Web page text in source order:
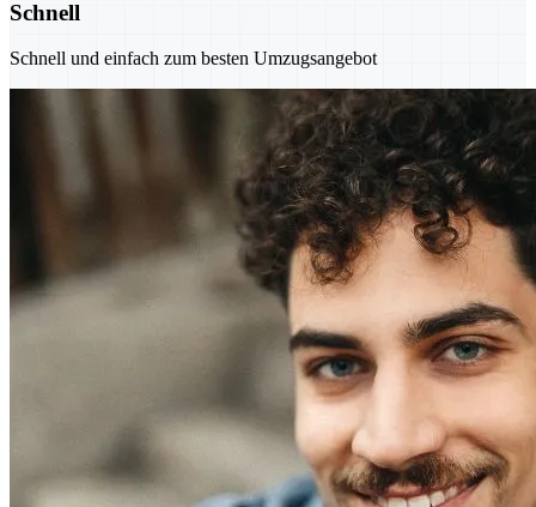
Schnell
Schnell und einfach zum besten Umzugsangebot